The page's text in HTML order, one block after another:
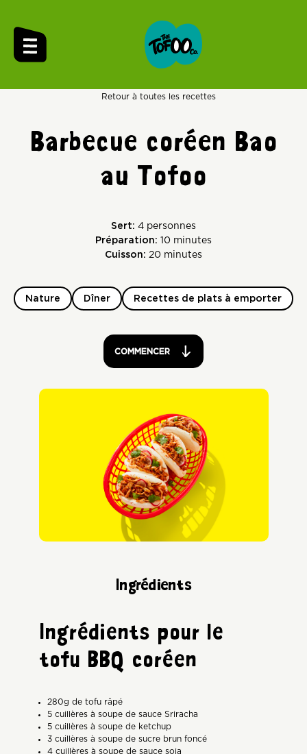
Retour à toutes les recettes
Barbecue coréen Bao
au Tofoo
Sert: 4 personnes
Préparation: 10 minutes
Cuisson: 20 minutes
Nature Dîner Recettes de plats à emporter
COMMENCER
Ingrédients
Ingrédients pour le
tofu BBQ coréen
280g de tofu râpé
5 cuillères à soupe de sauce Sriracha
5 cuillères à soupe de ketchup
3 cuillères à soupe de sucre brun foncé
4 cuillères à soupe de sauce soja